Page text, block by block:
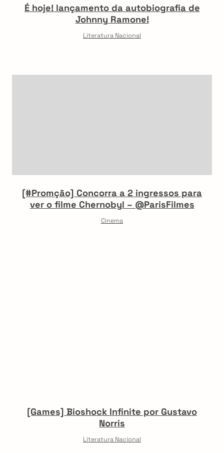
É hoje! lançamento da autobiografia de
Johnny Ramone!
Literatura Nacional
[#Promção] Concorra a 2 ingressos para
ver o filme Chernobyl – @ParisFilmes
Cinema
[Games] Bioshock Infinite por Gustavo
Norris
Literatura Nacional